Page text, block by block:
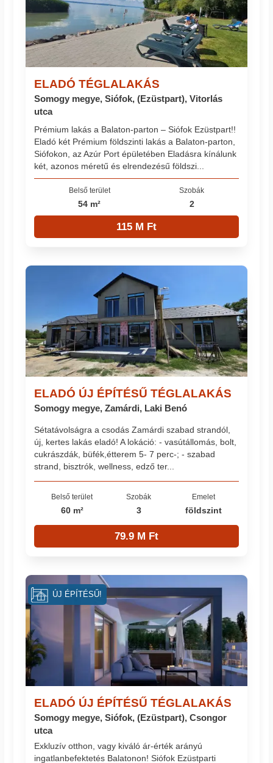
ELADÓ TÉGLALAKÁS
Somogy megye, Siófok, (Ezüstpart), Vitorlás
utca
Prémium lakás a Balaton-parton – Siófok Ezüstpart!!
Eladó két Prémium földszinti lakás a Balaton-parton,
Siófokon, az Azúr Port épületében Eladásra kínálunk
két, azonos méretű és elrendezésű földszi...
Belső terület
54 m²
Szobák
2
115 M Ft
ELADÓ ÚJ ÉPÍTÉSŰ TÉGLALAKÁS
Somogy megye, Zamárdi, Laki Benó
Sétatávolságra a csodás Zamárdi szabad strandól,
új, kertes lakás eladó! A lokáció: - vasútállomás, bolt,
cukrászdák, büfék,étterem 5- 7 perc-; - szabad
strand, bisztrók, wellness, edző ter...
Belső terület
60 m²
Szobák
3
Emelet
földszint
79.9 M Ft
ELADÓ ÚJ ÉPÍTÉSŰ TÉGLALAKÁS
Somogy megye, Siófok, (Ezüstpart), Csongor
utca
Exkluzív otthon, vagy kiváló ár-érték arányú
ingatlanbefektetés Balatonon! Siófok Ezüstparti
ÚJ ÉPÍTÉSŰ!